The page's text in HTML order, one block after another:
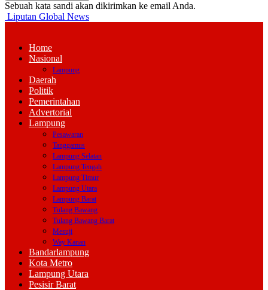
Sebuah kata sandi akan dikirimkan ke email Anda.
Liputan Global News
Home
Nasional
Lampung
Daerah
Politik
Pemerintahan
Advertorial
Lampung
Pesawaran
Tanggamus
Lampung Selatan
Lampung Tengah
Lampung Timur
Lampung Utara
Lampung Barat
Tulang Bawang
Tulang Bawang Barat
Mesuji
Way Kanan
Bandarlampung
Kota Metro
Lampung Utara
Pesisir Barat